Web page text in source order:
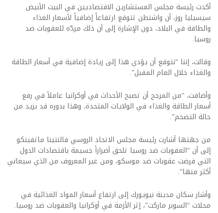
أكدت رئيسة مجلس المستشارين الاقتصاديين في البيت الأبيض
سيسيليا روز، أن واشنطن تتوقع ارتفاعاً إضافياً لأسعار الغذاء
والطاقة في البلاد، دون الإشارة إلى أن ذلك مردّه للعقوبات ضد
روسيا.
وقالت، إننا “نتوقع أن يؤدي هذا إلى زيادة إضافية في أسعار الطاقة
والغذاء خلال العام المقبل”.
وأضافت، “من المرجح أن تصبح الأحداث في أوكرانيا عاملاً في رفع
أسعار الطاقة والغذاء في الولايات المتحدة، وهذا بدوره قد يزيد من
حالة التضخم”.
من جهتها أشارت رئيسة مجلس الاتحاد الروسي فالنتينا ماتفينكو
إلى أن “العقوبات ضد روسيا تلحق أضراراً جسيمة باقتصادات الدول
التي فرضت عقوبات ضد موسكو، ومن غير المعروف من الذي سيعاني
أكثر منها”.
وأشار سكان مدينة نيويورك إلى ارتفاع أسعار المواد الغذائية في
محلات “السوبر ماركت”، إثر الأزمة في أوكرانيا والعقوبات ضد روسيا.​